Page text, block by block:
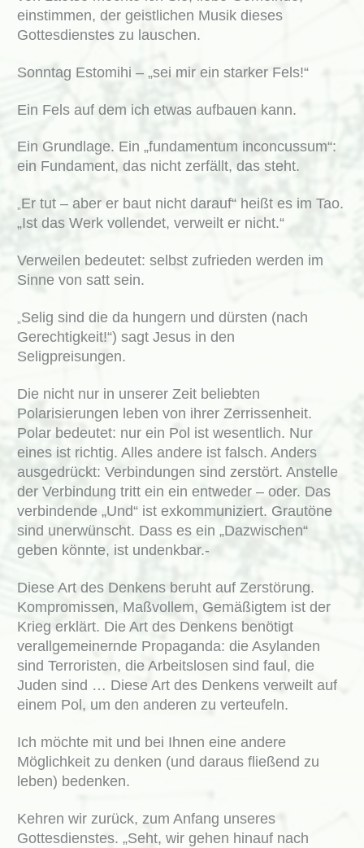
einstimmen, der geistlichen Musik dieses
Gottesdienstes zu lauschen.
Sonntag Estomihi – „sei mir ein starker Fels!“
Ein Fels auf dem ich etwas aufbauen kann.
Ein Grundlage. Ein „fundamentum inconcussum“:
ein Fundament, das nicht zerfällt, das steht.
„Er tut – aber er baut nicht darauf“ heißt es im Tao.
„Ist das Werk vollendet, verweilt er nicht.“
Verweilen bedeutet: selbst zufrieden werden im
Sinne von satt sein.
„Selig sind die da hungern und dürsten (nach
Gerechtigkeit!“) sagt Jesus in den
Seligpreisungen.
Die nicht nur in unserer Zeit beliebten
Polarisierungen leben von ihrer Zerrissenheit.
Polar bedeutet: nur ein Pol ist wesentlich. Nur
eines ist richtig. Alles andere ist falsch. Anders
ausgedrückt: Verbindungen sind zerstört. Anstelle
der Verbindung tritt ein ein entweder – oder. Das
verbindende „Und“ ist exkommuniziert. Grautöne
sind unerwünscht. Dass es ein „Dazwischen“
geben könnte, ist undenkbar.-
Diese Art des Denkens beruht auf Zerstörung.
Kompromissen, Maßvollem, Gemäßigtem ist der
Krieg erklärt. Die Art des Denkens benötigt
verallgemeinernde Propaganda: die Asylanden
sind Terroristen, die Arbeitslosen sind faul, die
Juden sind … Diese Art des Denkens verweilt auf
einem Pol, um den anderen zu verteufeln.
Ich möchte mit und bei Ihnen eine andere
Möglichkeit zu denken (und daraus fließend zu
leben) bedenken.
Kehren wir zurück, zum Anfang unseres
Gottesdienstes. „Seht, wir gehen hinauf nach